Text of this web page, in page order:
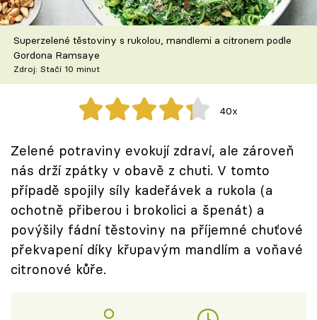
Recepty z TV
Speciál: Cuketa
Těhotnej kuchař
Sledujte prima+
Přihlášení
Sledujte nás
Superzelené těstoviny s rukolou, mandlemi a citronem podle
Gordona Ramsaye
Zdroj: Stačí 10 minut
40x
Zelené potraviny evokují zdraví, ale zároveň
nás drží zpátky v obavě z chuti. V tomto
případě spojily síly kadeřávek a rukola (a
ochotně přiberou i brokolici a špenát) a
povýšily fádní těstoviny na příjemné chuťové
překvapení díky křupavým mandlím a voňavé
citronové kůře.